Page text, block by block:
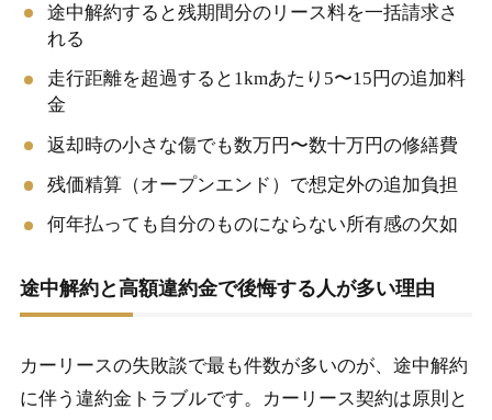
途中解約すると残期間分のリース料を一括請求さ
れる
走行距離を超過すると1kmあたり5〜15円の追加料
金
返却時の小さな傷でも数万円〜数十万円の修繕費
残価精算（オープンエンド）で想定外の追加負担
何年払っても自分のものにならない所有感の欠如
途中解約と高額違約金で後悔する人が多い理由
カーリースの失敗談で最も件数が多いのが、途中解約
に伴う違約金トラブルです。カーリース契約は原則と